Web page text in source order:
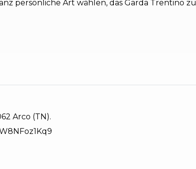
persönliche Art wählen, das Garda Trentino zu
Arco (TN).